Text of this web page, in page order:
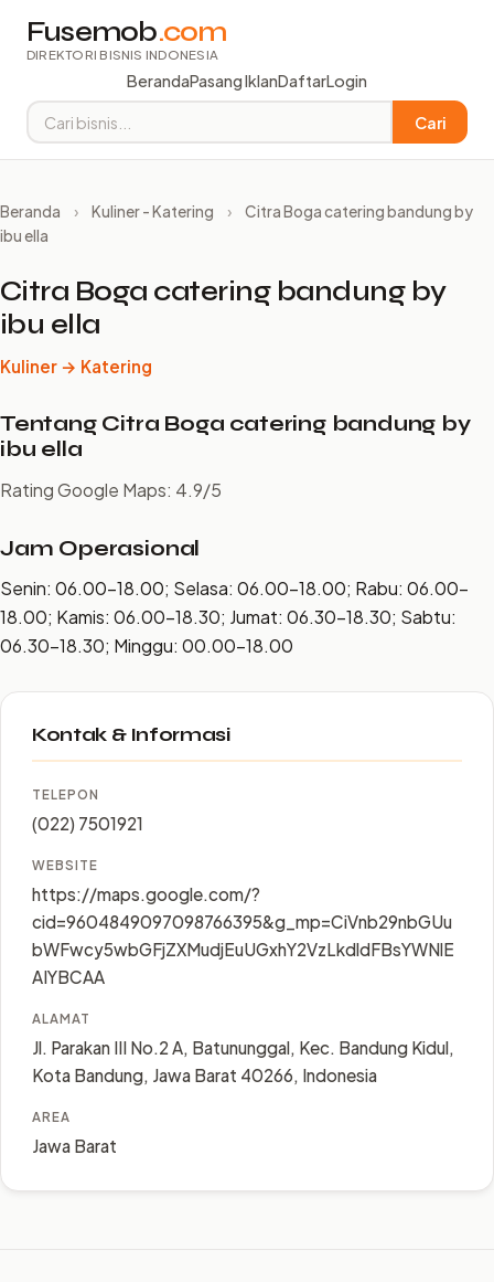
Fusemob.com
DIREKTORI BISNIS INDONESIA
BerandaPasang IklanDaftarLogin
Cari
Beranda › Kuliner - Katering ›
Citra Boga catering bandung by
ibu ella
Citra Boga catering bandung by
ibu ella
Kuliner → Katering
Tentang Citra Boga catering bandung by
ibu ella
Rating Google Maps: 4.9/5
Jam Operasional
Senin: 06.00–18.00; Selasa: 06.00–18.00; Rabu: 06.00–
18.00; Kamis: 06.00–18.30; Jumat: 06.30–18.30; Sabtu:
06.30–18.30; Minggu: 00.00–18.00
Kontak & Informasi
TELEPON
(022) 7501921
WEBSITE
https://maps.google.com/?
cid=9604849097098766395&g_mp=CiVnb29nbGUu
bWFwcy5wbGFjZXMudjEuUGxhY2VzLkdldFBsYWNlE
AIYBCAA
ALAMAT
Jl. Parakan III No.2 A, Batununggal, Kec. Bandung Kidul,
Kota Bandung, Jawa Barat 40266, Indonesia
AREA
Jawa Barat